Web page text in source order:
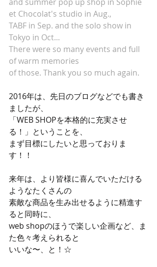
et Chocolat's studio in Aug.,
TABF in Sep. and the solo show in
Tokyo in Oct...
There were so many events and full
of warm memories
of those. Thank you so much again.
2016年は、先日のブログなどでも書き
ましたが、
「WEB SHOPを本格的に充実させ
る！」ということを、
まず目標にしたいと思っておりま
す！！
来年は、より皆様に喜んでいただける
ようなたくさんの
素敵な商品を生み出せるように精進す
ると同時に、
web shopのほうで楽しい企画など、ま
た色々考えられると
いいな〜、と！☆